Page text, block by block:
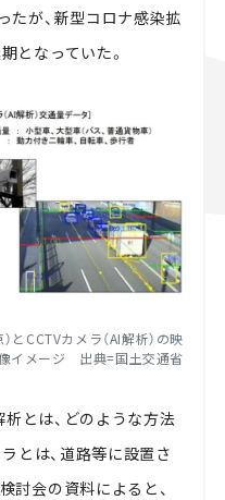
たが、新型コロナ感染拡
となっていた。
とCCTVカメラ（AI解析）の映
イメージ 出典=国土交通省
とは、どのような方法
とは、道路等に設置さ
討会の資料によると、